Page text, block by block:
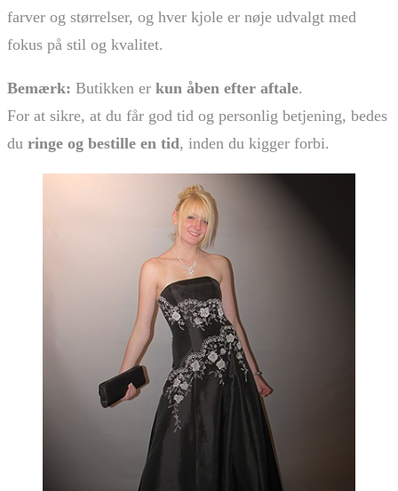
farver og størrelser, og hver kjole er nøje udvalgt med
fokus på stil og kvalitet.
Bemærk: Butikken er kun åben efter aftale.
For at sikre, at du får god tid og personlig betjening, bedes
du ringe og bestille en tid, inden du kigger forbi.